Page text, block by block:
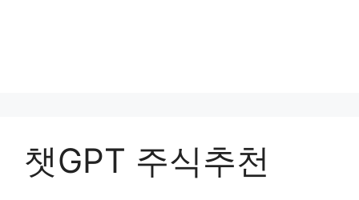
챗GPT 주식추천